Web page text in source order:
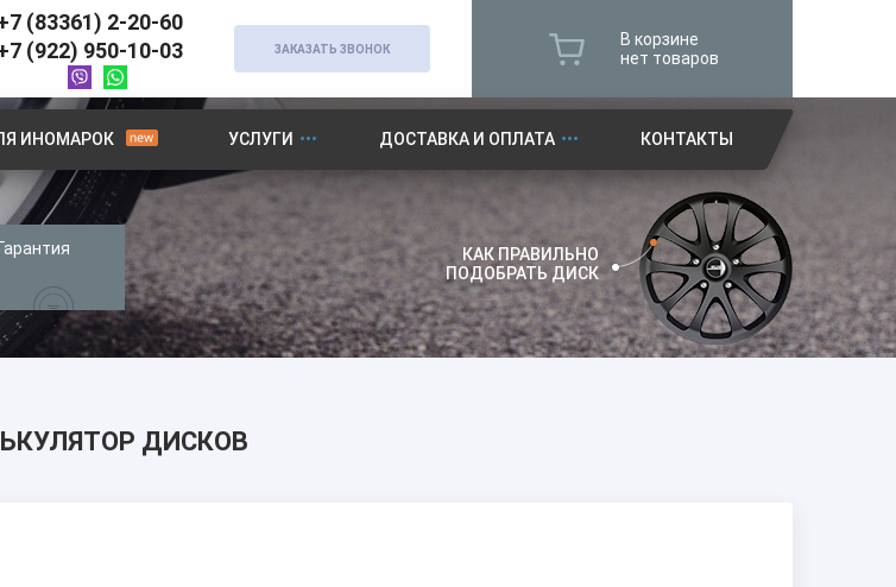
(83361) 2-20-60
(922) 950-10-03
ЗАКАЗАТЬ ЗВОНОК
В корзине
нет товаров
ИНОМАРОК УСЛУГИ ДОСТАВКА И ОПЛАТА КОНТАКТЫ
Гарантия
КАК ПРАВИЛЬНО
ПОДОБРАТЬ ДИСК
ДИСКОВ